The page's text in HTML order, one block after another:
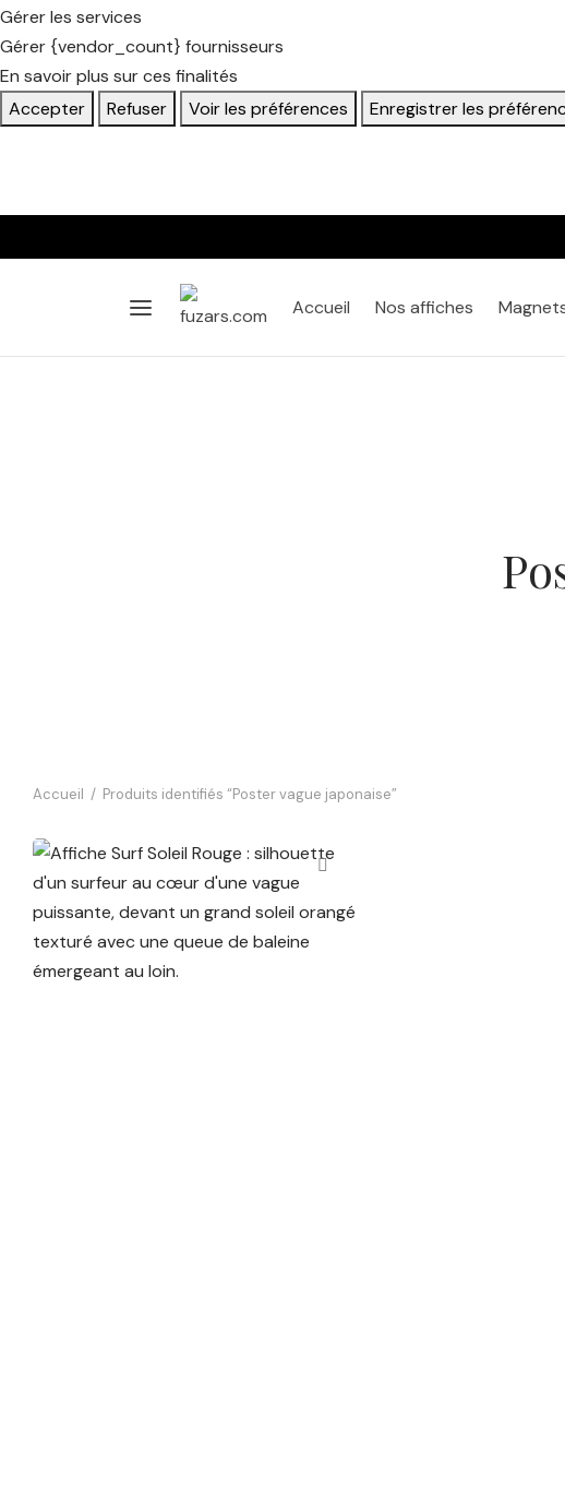
Gérer les services
Gérer {vendor_count} fournisseurs
En savoir plus sur ces finalités
Accepter
Refuser Voir les préférences Enregistrer les
Accueil Nos affiches
Accueil / Produits identifiés “Poster vague japonaise”
Affiche Surf Soleil Rouge —
L’Esprit de la Glisse
14,90€
Ajouter au panier